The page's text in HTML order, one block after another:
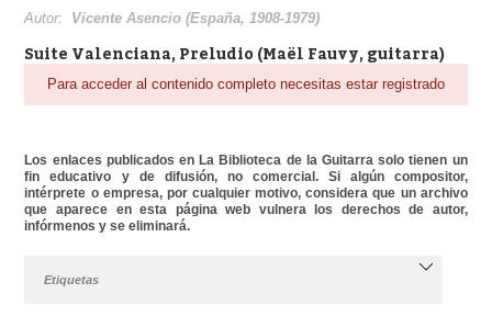
Biblioteca Diccionario
Autor: Vicente Asencio (España, 1908-1979)
Suite Valenciana, Preludio (Maël Fauvy, guitarra)
Para acceder al contenido completo necesitas estar registrado
Los enlaces publicados en La Biblioteca de la Guitarra solo tienen un
fin educativo y de difusión, no comercial. Si algún compositor,
intérprete o empresa, por cualquier motivo, considera que un archivo
que aparece en esta página web vulnera los derechos de autor,
infórmenos y se eliminará.
Etiquetas